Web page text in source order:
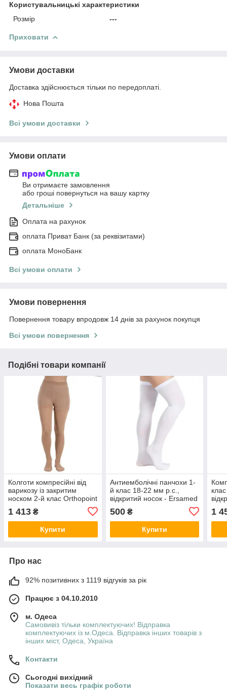
Користувальницькі характеристики
Розмір
---
Приховати
Умови доставки
Доставка здійснюється тільки по передоплаті.
Нова Пошта
Всі умови доставки
Умови оплати
Ви отримаєте замовлення
або гроші повернуться на вашу картку
Детальніше
Оплата на рахунок
оплата Приват Банк (за реквізитами)
оплата МоноБанк
Всі умови оплати
Умови повернення
Повернення товару впродовж 14 днів за рахунок покупця
Всі умови повернення
Подібні товари компанії
Колготи компресійні від
варикозу із закритим
носком 2-й клас Orthopoint
ERSA-511 антиварикозні
колготи Розмір L
1 413 ₴
Купити
Антиемболічні панчохи 1-
й клас 18-22 мм р.с.,
відкритий носок - Ersamed
500₴
Купити
1
Про нас
92% позитивних з 1119 відгуків за рік
Працює з 04.10.2010
м. Одеса
Самовивіз тільки комплектуючих! Відправка
комплектуючих із м.Одеса. Відправка інших товарів з
інших міст, Одеса, Україна
Контакти
Сьогодні вихідний
Показати весь графік роботи